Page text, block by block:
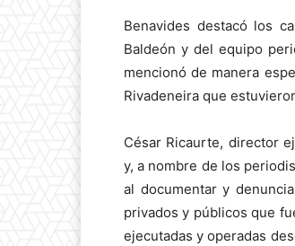
Benavides destacó los
Baldeón y del equipo
mencionó de manera
Rivadeneira que
César Ricaurte, director
y, a nombre de los
al documentar y
privados y públicos que
ejecutadas y operadas